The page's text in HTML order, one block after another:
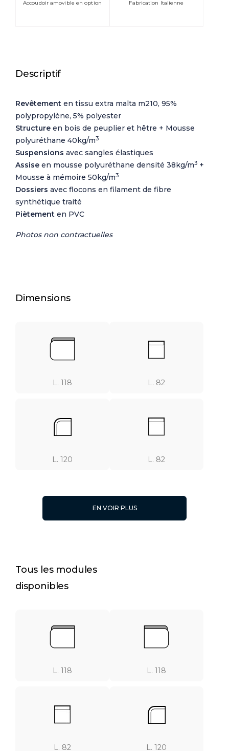
Accoudoir amovible en option Fabrication Italienne
Descriptif
Revêtement en tissu extra malta m210, 95%
polypropylène, 5% polyester
Structure en bois de peuplier et hêtre + Mousse
polyuréthane 40kg/m3
Suspensions avec sangles élastiques
Assise en mousse polyuréthane densité 38kg/m3 +
Mousse à mémoire 50kg/m3
Dossiers avec flocons en filament de fibre
synthétique traité
Piètement en PVC
Photos non contractuelles
Dimensions
L. 118 L. 82
L. 120 L. 82
EN VOIR PLUS
Tous les modules
disponibles
L. 118 L. 118
L. 82 L. 120